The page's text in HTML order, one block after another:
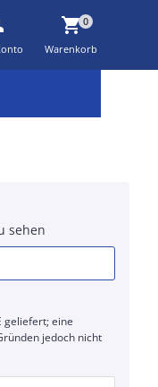
shopping_cart0
Warenkorb
sehen
geliefert; eine
jedoch nicht